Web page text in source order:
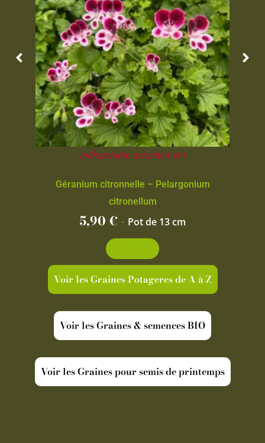
Indisponible actuellement
Géranium citronnelle – Pelargonium
citronellum
5,90€ - Pot de 13 cm
Voir les Graines Potageres de A à Z
Voir les Graines & semences BIO
Voir les Graines pour semis de printemps